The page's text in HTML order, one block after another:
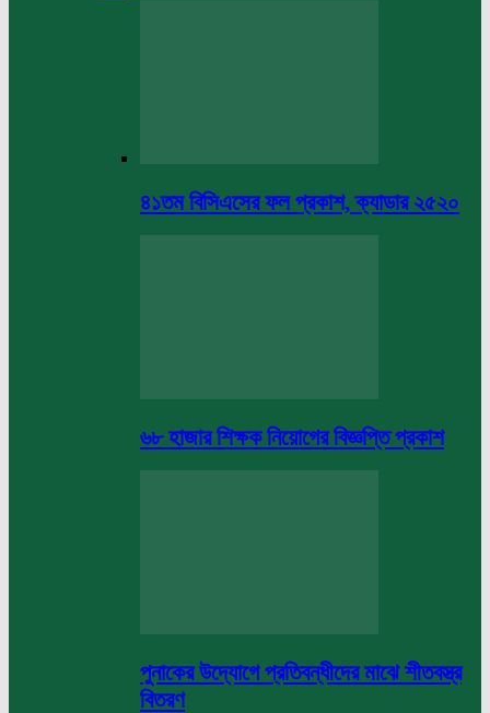
৪১তম বিসিএসের ফল প্রকাশ, ক্যাডার ২৫২০
৬৮ হাজার শিক্ষক নিয়োগের বিজ্ঞপ্তি প্রকাশ
পুনাকের উদ্যোগে প্রতিবন্ধীদের মাঝে শীতবস্ত্র
বিতরণ